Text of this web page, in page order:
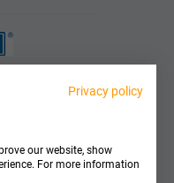
Privacy policy
our website, show
For more information